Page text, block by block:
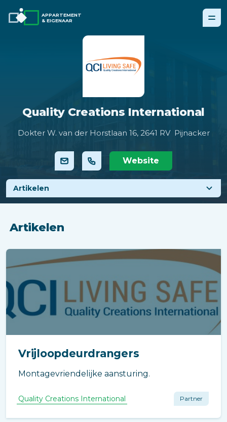
APPARTEMENT
& EIGENAAR
Quality Creations International
Dokter W. van der Horstlaan 16, 2641 RV Pijnacker
Website
Artikelen
Artikelen
Vrijloopdeurdrangers
Montagevriendelijke aansturing.
Quality Creations International Partner